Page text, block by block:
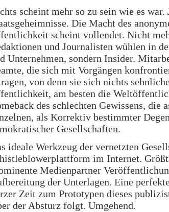
scheint mehr so zu sein wie es war.
Die Macht des
scheint vollendet. Nicht
und Journalisten wühlen in
Unternehmen, sondern Insider.
die sich mit Vorgängen
von denn sie sich nichts
am besten die
des schlechten Gewissens, die
als Korrektiv bestimmter
Gesellschaften.
ideale Werkzeug der vernetzten
im Internet.
Medienpartner
der Unterlagen. Eine
Zeit zum Prototypen dieses
der Absturz folgt. Umgehend.